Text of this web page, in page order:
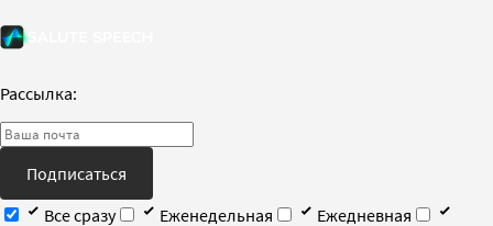
Рассылка:
Подписаться
Все сразу
Еженедельная
Ежедневная